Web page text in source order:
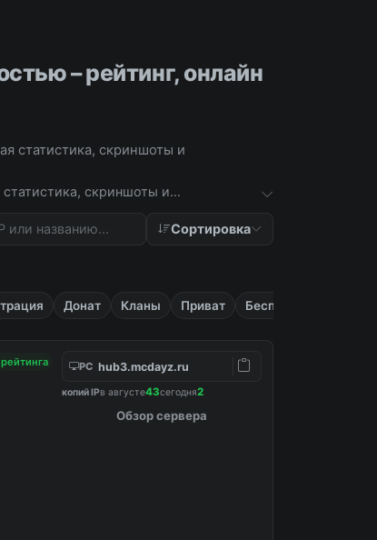
– рейтинг, онлайн
статистика, скриншоты и
скриншоты и
Сортировка
Донат Кланы Приват Бесплатные
PC hub3.mcdayz.ru
копий IPв августе43сегодня2
Обзор сервера